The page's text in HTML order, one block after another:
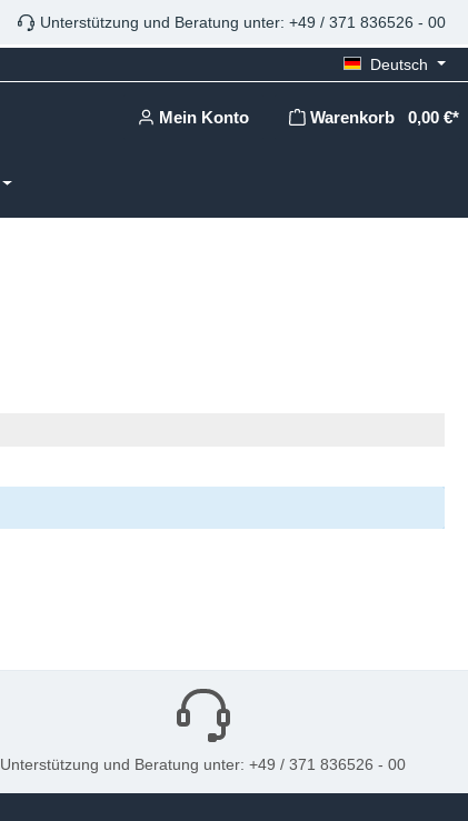
Unterstützung und Beratung unter: +49 / 371 836526 - 00
Deutsch
Mein Konto Warenkorb 0,00 €*
Unterstützung und Beratung unter: +49 / 371 836526 - 00